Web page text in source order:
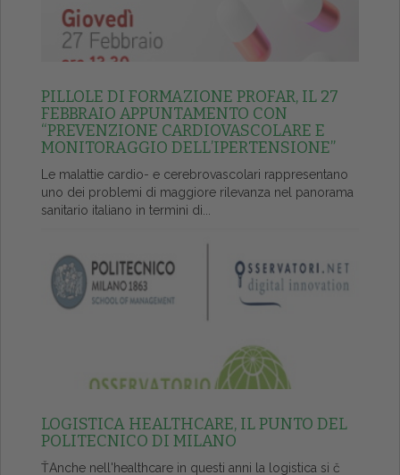
PILLOLE DI FORMAZIONE PROFAR, IL 27
FEBBRAIO APPUNTAMENTO CON
“PREVENZIONE CARDIOVASCOLARE E
MONITORAGGIO DELL’IPERTENSIONE”
Le malattie cardio- e cerebrovascolari rappresentano
uno dei problemi di maggiore rilevanza nel panorama
sanitario italiano in termini di...
LOGISTICA HEALTHCARE, IL PUNTO DEL
POLITECNICO DI MILANO
ŤAnche nell'healthcare in questi anni la logistica si č